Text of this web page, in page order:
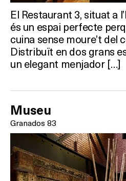
El Restaurant 3, situat a
és un espai perfecte
cuina sense moure’t del
Distribuït en dos grans
un elegant menjador […]
Museu
Granados 83